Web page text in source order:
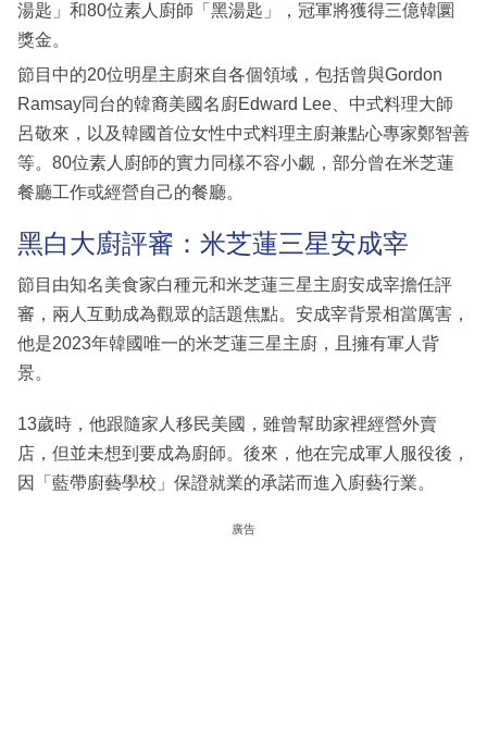
湯匙」和80位素人廚師「黑湯匙」，冠軍將獲得三億韓圜
獎金。
節目中的20位明星主廚來自各個領域，包括曾與Gordon
Ramsay同台的韓裔美國名廚Edward Lee、中式料理大師
呂敬來，以及韓國首位女性中式料理主廚兼點心專家鄭智善
等。80位素人廚師的實力同樣不容小覷，部分曾在米芝蓮
餐廳工作或經營自己的餐廳。
黑白大廚評審：米芝蓮三星安成宰
節目由知名美食家白種元和米芝蓮三星主廚安成宰擔任評
審，兩人互動成為觀眾的話題焦點。安成宰背景相當厲害，
他是2023年韓國唯一的米芝蓮三星主廚，且擁有軍人背
景。
13歲時，他跟隨家人移民美國，雖曾幫助家裡經營外賣
店，但並未想到要成為廚師。後來，他在完成軍人服役後，
因「藍帶廚藝學校」保證就業的承諾而進入廚藝行業。
廣告